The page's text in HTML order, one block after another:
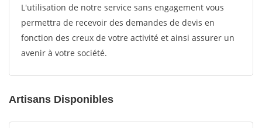
L'utilisation de notre service sans engagement vous
permettra de recevoir des demandes de devis en
fonction des creux de votre activité et ainsi assurer un
avenir à votre société.
Artisans Disponibles